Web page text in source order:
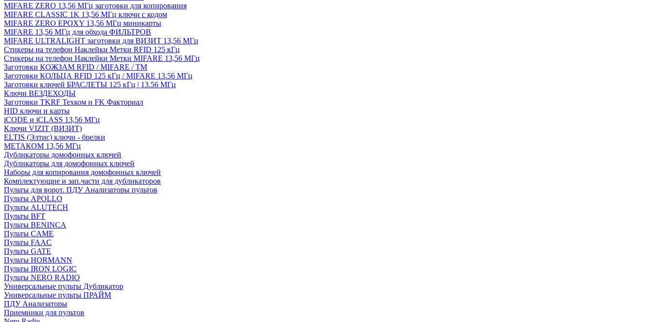
MIFARE ZERO 13,56 МГц заготовки для копирования
MIFARE CLASSIC 1K 13,56 МГц ключи с кодом
MIFARE ZERO EPOXY 13,56 МГц миникарты
MIFARE 13,56 МГц для обхода ФИЛЬТРОВ
MIFARE ULTRALIGHT заготовки для ВИЗИТ 13,56 МГц
Стикеры на телефон Наклейки Метки RFID 125 кГц
Стикеры на телефон Наклейки Метки MIFARE 13,56 МГц
Заготовки КОЖЗАМ RFID / MIFARE / TM
Заготовки КОЛЬЦА RFID 125 кГц / MIFARE 13.56 МГц
Заготовки ключей БРАСЛЕТЫ 125 кГц | 13.56 МГц
Ключи ВЕЗДЕХОДЫ
Заготовки TKRF Техком и FK Факториал
HID ключи и карты
iCODE и iCLASS 13,56 МГц
Ключи VIZIT (ВИЗИТ)
ELTIS (Элтис) ключи - брелки
МЕТАКОМ 13,56 МГц
Дубликаторы домофонных ключей
Дубликаторы для домофонных ключей
Наборы для копирования домофонных ключей
Комплектующие и зап.части для дубликаторов
Пульты для ворот. ПДУ Анализаторы пультов
Пульты APOLLO
Пульты ALUTECH
Пульты BFT
Пульты BENINCA
Пульты CAME
Пульты FAAC
Пульты GATE
Пульты HORMANN
Пульты IRON LOGIC
Пульты NERO RADIO
Универсальные пульты Дубликатор
Универсальные пульты ПРАЙМ
ПДУ Анализаторы
Приемники для пультов